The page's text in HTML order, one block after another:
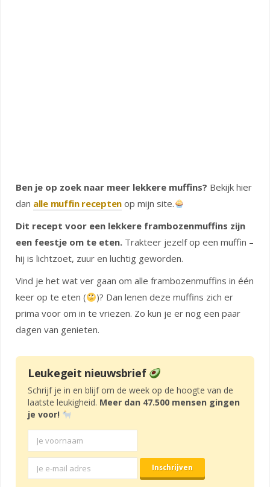
Ben je op zoek naar meer lekkere muffins? Bekijk hier
dan alle muffin recepten op mijn site.
Dit recept voor een lekkere frambozenmuffins zijn
een feestje om te eten. Trakteer jezelf op een muffin –
hij is lichtzoet, zuur en luchtig geworden.
Vind je het wat ver gaan om alle frambozenmuffins in één
keer op te eten (
)? Dan lenen deze muffins zich er
prima voor om in te vriezen. Zo kun je er nog een paar
dagen van genieten.
Leukegeit nieuwsbrief
Schrijf je in en blijf om de week op de hoogte van de
laatste leukigheid. Meer dan 47.500 mensen gingen
je voor!